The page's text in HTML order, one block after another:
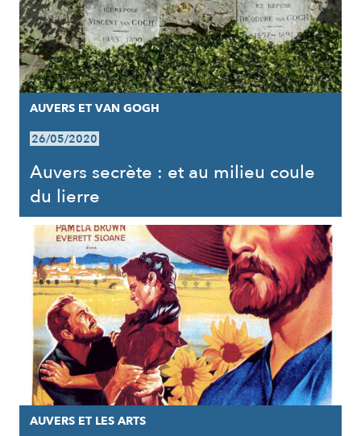
AUVERS ET VAN GOGH
26/05/2020
Auvers secrète : et au milieu coule
du lierre
AUVERS ET LES ARTS